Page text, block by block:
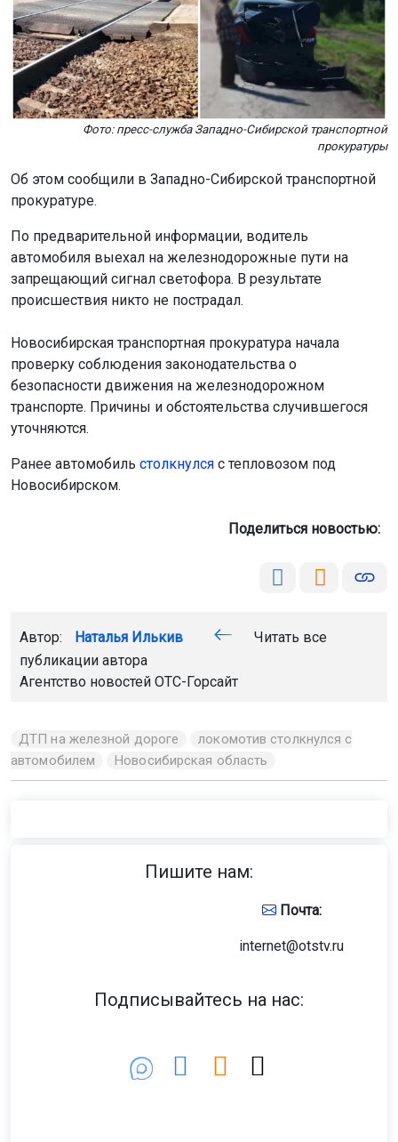
Фото: пресс-служба Западно-Сибирской транспортной
прокуратуры
Об этом сообщили в Западно-Сибирской транспортной
прокуратуре.
По предварительной информации, водитель
автомобиля выехал на железнодорожные пути на
запрещающий сигнал светофора. В результате
происшествия никто не пострадал.
Новосибирская транспортная прокуратура начала
проверку соблюдения законодательства о
безопасности движения на железнодорожном
транспорте. Причины и обстоятельства случившегося
уточняются.
Ранее автомобиль столкнулся с тепловозом под
Новосибирском.
Поделиться новостью:
Автор: Наталья Илькив
Читать все
публикации автора
Агентство новостей ОТС-Горсайт
ДТП на железной дороге
локомотив столкнулся с
автомобилем
Новосибирская область
Пишите нам:
Почта:
internet@otstv.ru
Подписывайтесь на нас: